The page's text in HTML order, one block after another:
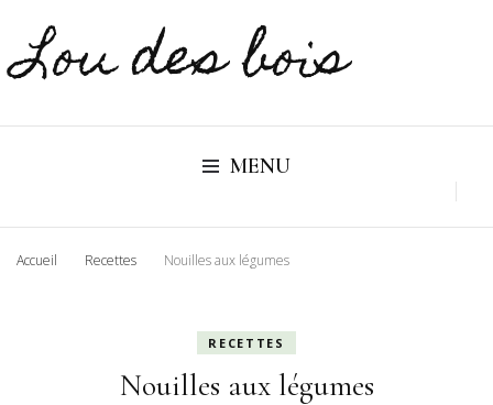
Lou des bois
MENU
Accueil Recettes Nouilles aux légumes
RECETTES
Nouilles aux légumes